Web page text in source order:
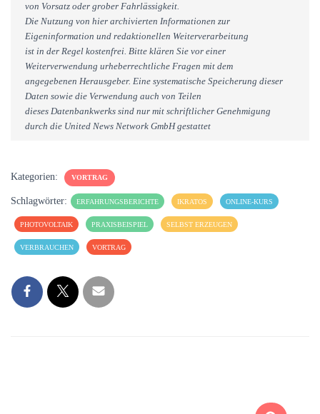
von Vorsatz oder grober Fahrlässigkeit.
Die Nutzung von hier archivierten Informationen zur
Eigeninformation und redaktionellen Weiterverarbeitung
ist in der Regel kostenfrei. Bitte klären Sie vor einer
Weiterverwendung urheberrechtliche Fragen mit dem
angegebenen Herausgeber. Eine systematische Speicherung dieser
Daten sowie die Verwendung auch von Teilen
dieses Datenbankwerks sind nur mit schriftlicher Genehmigung
durch die United News Network GmbH gestattet
Kategorien: VORTRAG
Schlagwörter: ERFAHRUNGSBERICHTE IKRATOS ONLINE-KURS
PHOTOVOLTAIK PRAXISBEISPIEL SELBST ERZEUGEN
VERBRAUCHEN VORTRAG